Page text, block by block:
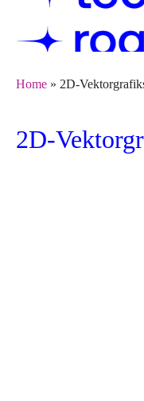
Seiteninhalt
Home » 2D-
2D-